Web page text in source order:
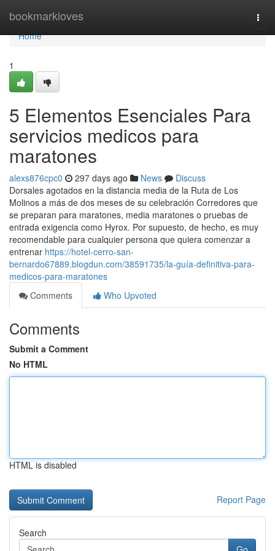
bookmarkloves
Home
Home
1
5 Elementos Esenciales Para
servicios medicos para
maratones
alexs876cpc0 297 days ago News
Discuss
Dorsales agotados en la distancia media de la Ruta de Los
Molinos a más de dos meses de su celebración Corredores que
se preparan para maratones, media maratones o pruebas de
entrada exigencia como Hyrox. Por supuesto, de hecho, es muy
recomendable para cualquier persona que quiera comenzar a
entrenar https://hotel-cerro-san-
bernardo67889.blogdun.com/38591735/la-guía-definitiva-para-
medicos-para-maratones
Comments
Who Upvoted
Comments
Submit a Comment
No HTML
HTML is disabled
Report Page
Search